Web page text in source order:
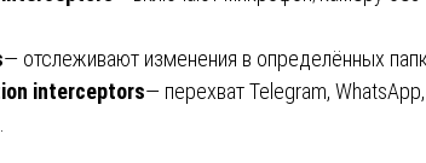
— отслеживают изменения в определённых
interceptors— перехват Telegram, WhatsApp,